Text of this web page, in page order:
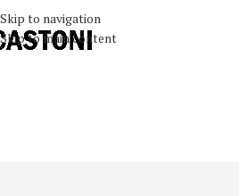
Skip to navigation
Skip to main content